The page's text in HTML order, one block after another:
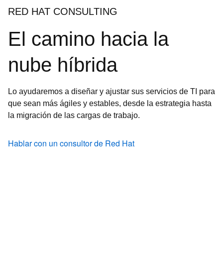
RED HAT CONSULTING
El camino hacia la
nube híbrida
Lo ayudaremos a diseñar y ajustar sus servicios de TI para
que sean más ágiles y estables, desde la estrategia hasta
la migración de las cargas de trabajo.
Hablar con un consultor de Red Hat